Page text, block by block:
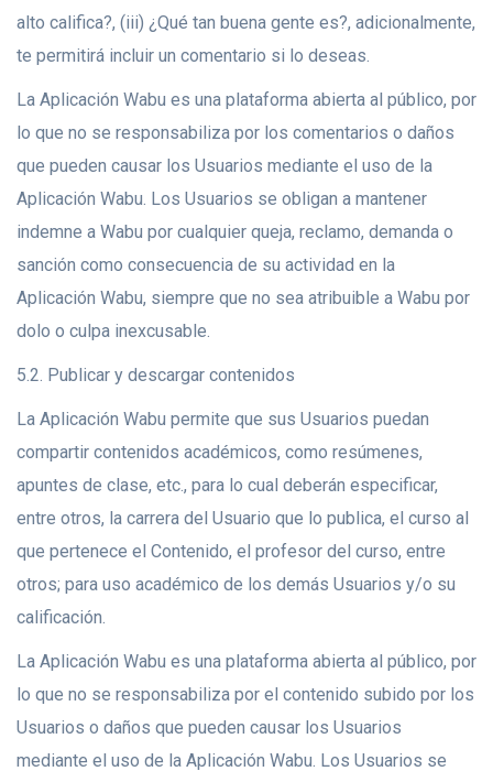
alto califica?, (iii) ¿Qué tan buena gente es?, adicionalmente,
te permitirá incluir un comentario si lo deseas.
La Aplicación Wabu es una plataforma abierta al público, por
lo que no se responsabiliza por los comentarios o daños
que pueden causar los Usuarios mediante el uso de la
Aplicación Wabu. Los Usuarios se obligan a mantener
indemne a Wabu por cualquier queja, reclamo, demanda o
sanción como consecuencia de su actividad en la
Aplicación Wabu, siempre que no sea atribuible a Wabu por
dolo o culpa inexcusable.
5.2. Publicar y descargar contenidos
La Aplicación Wabu permite que sus Usuarios puedan
compartir contenidos académicos, como resúmenes,
apuntes de clase, etc., para lo cual deberán especificar,
entre otros, la carrera del Usuario que lo publica, el curso al
que pertenece el Contenido, el profesor del curso, entre
otros; para uso académico de los demás Usuarios y/o su
calificación.
La Aplicación Wabu es una plataforma abierta al público, por
lo que no se responsabiliza por el contenido subido por los
Usuarios o daños que pueden causar los Usuarios
mediante el uso de la Aplicación Wabu. Los Usuarios se